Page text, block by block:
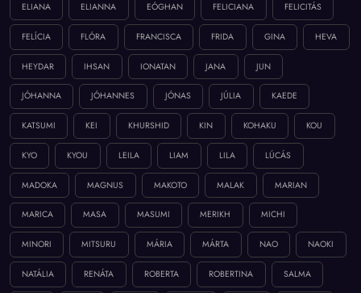
ELIANA ELIANNA EÓGHAN FELICIANA FELICITÁS
FELÍCIA FLÓRA FRANCISCA FRIDA GINA HEVA
HEYDAR IHSAN IONATAN JANA JUN
JÓHANNA JÓHANNES JÓNAS JÚLIA KAEDE
KATSUMI KEI KHURSHID KIN KOHAKU KOU
KYO KYOU LEILA LIAM LILA LÚCÁS
MADOKA MAGNUS MAKOTO MALAK MARIAN
MARICA MASA MASUMI MERIKH MICHI
MINORI MITSURU MÁRIA MÁRTA NAO NAOKI
NATÁLIA RENÁTA ROBERTA ROBERTINA SALMA